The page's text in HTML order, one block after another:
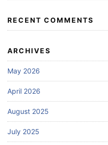
RECENT COMMENTS
ARCHIVES
May 2026
April 2026
August 2025
July 2025